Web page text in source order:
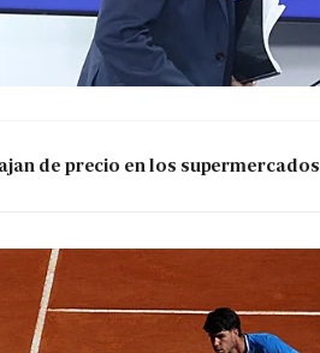
de precio en los supermercados